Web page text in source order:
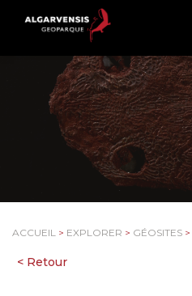
ACCUEIL > EXPLORER > GÉOSITES >